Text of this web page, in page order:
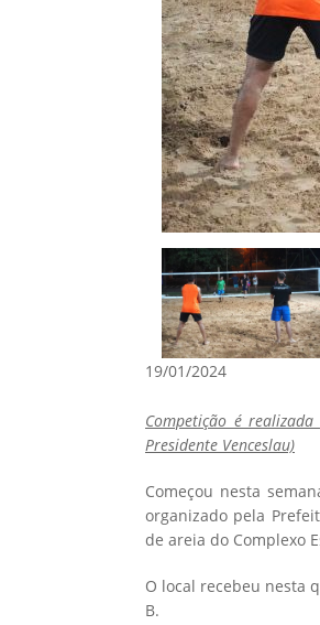
19/01/2024
Competição é
Presidente Venceslau)
Começou nesta
organizado pela
de areia do Complexo
O local recebeu nesta
B.